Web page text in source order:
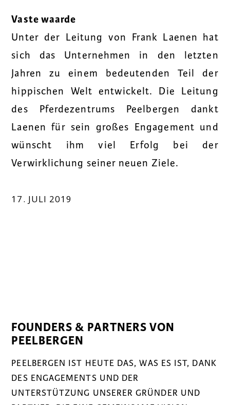
Vaste waarde
Unter der Leitung von Frank Laenen hat
sich das Unternehmen in den letzten
Jahren zu einem bedeutenden Teil der
hippischen Welt entwickelt. Die Leitung
des Pferdezentrums Peelbergen dankt
Laenen für sein großes Engagement und
wünscht ihm viel Erfolg bei der
Verwirklichung seiner neuen Ziele.
17. JULI 2019
FOUNDERS & PARTNERS VON
PEELBERGEN
PEELBERGEN IST HEUTE DAS, WAS ES IST, DANK
DES ENGAGEMENTS UND DER
UNTERSTÜTZUNG UNSERER GRÜNDER UND